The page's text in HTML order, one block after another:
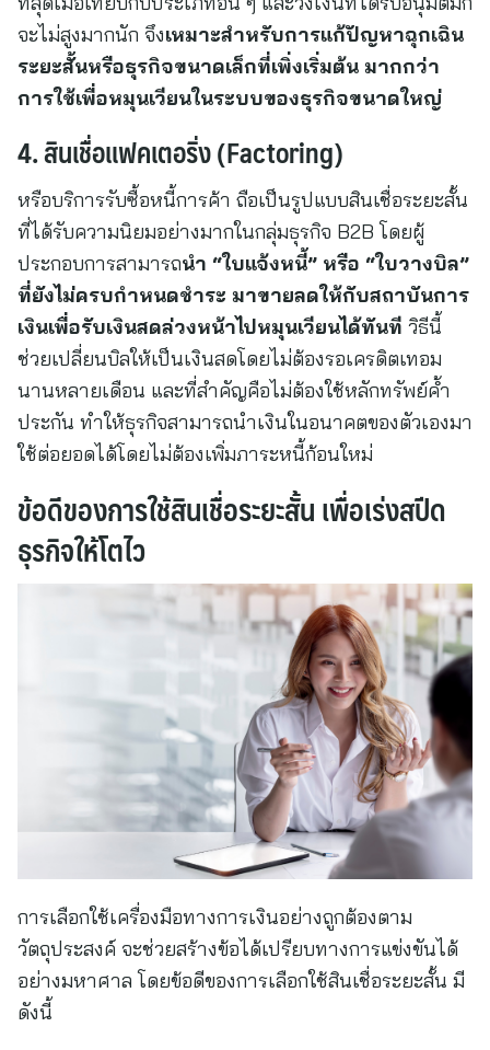
จะไม่สูงมากนัก จึงเหมาะสำหรับการแก้ปัญหาฉุกเฉิน
ระยะสั้นหรือธุรกิจขนาดเล็กที่เพิ่งเริ่มต้น มากกว่า
การใช้เพื่อหมุนเวียนในระบบของธุรกิจขนาดใหญ่
4. สินเชื่อแฟคเตอริ่ง (Factoring)
หรือบริการรับซื้อหนี้การค้า ถือเป็นรูปแบบสินเชื่อระยะสั้น
ที่ได้รับความนิยมอย่างมากในกลุ่มธุรกิจ B2B โดยผู้
ประกอบการสามารถนำ “ใบแจ้งหนี้” หรือ “ใบวางบิล”
ที่ยังไม่ครบกำหนดชำระ มาขายลดให้กับสถาบันการ
เงินเพื่อรับเงินสดล่วงหน้าไปหมุนเวียนได้ทันที วิธีนี้
ช่วยเปลี่ยนบิลให้เป็นเงินสดโดยไม่ต้องรอเครดิตเทอม
นานหลายเดือน และที่สำคัญคือไม่ต้องใช้หลักทรัพย์ค้ำ
ประกัน ทำให้ธุรกิจสามารถนำเงินในอนาคตของตัวเองมา
ใช้ต่อยอดได้โดยไม่ต้องเพิ่มภาระหนี้ก้อนใหม่
ข้อดีของการใช้สินเชื่อระยะสั้น เพื่อเร่งสปีด
ธุรกิจให้โตไว
การเลือกใช้เครื่องมือทางการเงินอย่างถูกต้องตาม
วัตถุประสงค์ จะช่วยสร้างข้อได้เปรียบทางการแข่งขันได้
อย่างมหาศาล โดยข้อดีของการเลือกใช้สินเชื่อระยะสั้น มี
ดังนี้